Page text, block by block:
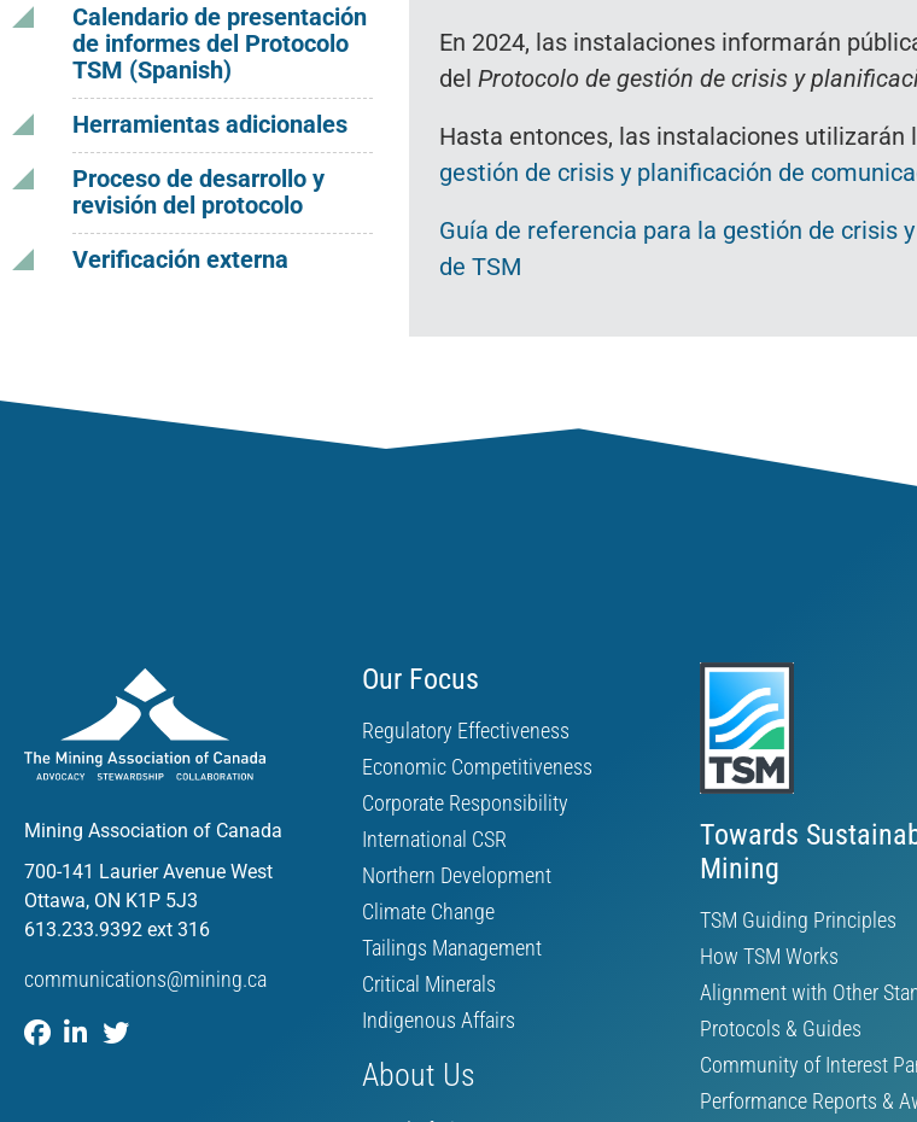
Calendario de presentación
de informes del Protocolo
TSM (Spanish)
Herramientas adicionales
Proceso de desarrollo y
revisión del protocolo
Verificación externa
En 2024, las instalaciones informarán
delProtocolo de gestión de crisis y
Hasta entonces, las instalaciones utilizarán
gestión de crisis y planificación de
Guía de referencia para la gestión de crisis
de TSM
Mining Association of Canada
700-141 Laurier Avenue West
Ottawa, ON K1P 5J3
613.233.9392 ext 316
communications@mining.ca
Our Focus
Regulatory Effectiveness
Economic Competitiveness
Corporate Responsibility
International CSR
Northern Development
Climate Change
Tailings Management
Critical Minerals
Indigenous Affairs
About Us
Towards
Mining
TSM Guiding Principles
How TSM Works
Alignment with Other
Protocols & Guides
Community of Interest
Performance Reports &